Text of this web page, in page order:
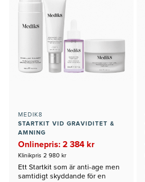
MEDIK8
STARTKIT VID GRAVIDITET &
AMNING
Onlinepris: 2 384 kr
Klinikpris 2 980 kr
Ett Startkit som är anti-age men
samtidigt skyddande för en